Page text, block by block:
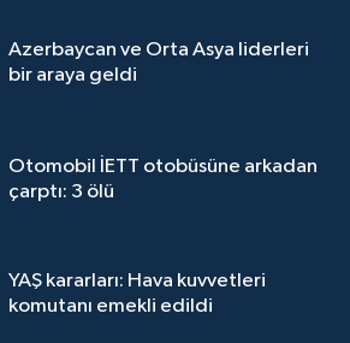
Azerbaycan ve Orta Asya liderleri
bir araya geldi
Otomobil İETT otobüsüne arkadan
çarptı: 3 ölü
YAŞ kararları: Hava kuvvetleri
komutanı emekli edildi